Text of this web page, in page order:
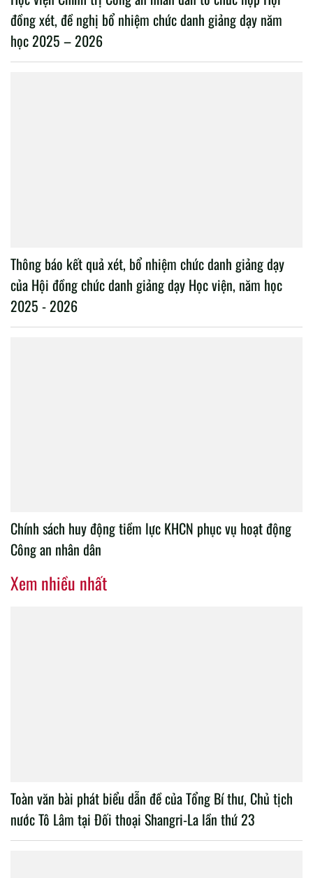
đồng xét, đề nghị bổ nhiệm chức danh giảng dạy năm
học 2025 – 2026
Thông báo kết quả xét, bổ nhiệm chức danh giảng dạy
của Hội đồng chức danh giảng dạy Học viện, năm học
2025 - 2026
Chính sách huy động tiềm lực KHCN phục vụ hoạt động
Công an nhân dân
Xem nhiều nhất
Toàn văn bài phát biểu dẫn đề của Tổng Bí thư, Chủ tịch
nước Tô Lâm tại Đối thoại Shangri-La lần thứ 23